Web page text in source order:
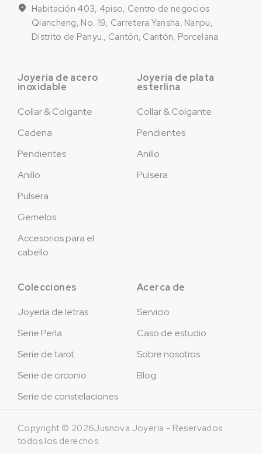
Habitación 403, 4piso, Centro de negocios
Qiancheng, No. 19, Carretera Yansha, Nanpu,
Distrito de Panyu., Cantón, Cantón, Porcelana
Joyería de acero
inoxidable
Collar & Colgante
Cadena
Pendientes
Anillo
Pulsera
Gemelos
Accesorios para el
cabello
Joyería de plata
esterlina
Collar & Colgante
Pendientes
Anillo
Pulsera
Colecciones
Joyería de letras
Serie Perla
Serie de tarot
Serie de circonio
Serie de constelaciones
Acerca de
Servicio
Caso de estudio
Sobre nosotros
Blog
Copyright © 2026Jusnova Joyería - Reservados
todos los derechos.